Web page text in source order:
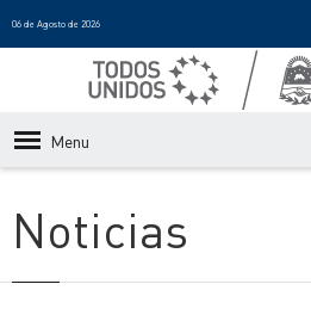
06 de Agosto de 2026
Menu
Noticias